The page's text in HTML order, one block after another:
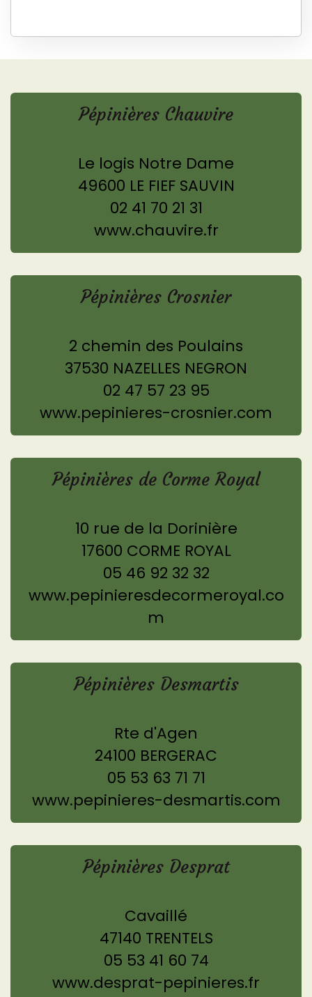
Pépinières Chauvire
Le logis Notre Dame
49600 LE FIEF SAUVIN
02 41 70 21 31
www.chauvire.fr
Pépinières Crosnier
2 chemin des Poulains
37530 NAZELLES NEGRON
02 47 57 23 95
www.pepinieres-crosnier.com
Pépinières de Corme Royal
10 rue de la Dorinière
17600 CORME ROYAL
05 46 92 32 32
www.pepinieresdecormeroyal.co
m
Pépinières Desmartis
Rte d'Agen
24100 BERGERAC
05 53 63 71 71
www.pepinieres-desmartis.com
Pépinières Desprat
Cavaillé
47140 TRENTELS
05 53 41 60 74
www.desprat-pepinieres.fr